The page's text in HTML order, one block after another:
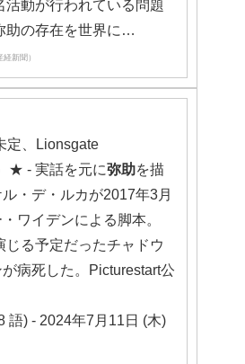
活動が行われている問題
助の存在を世界に…
経新聞）
定、Lionsgate
★ - 実話を元に弥助を描
・デ・ルカが2017年3月
ワイデンによる脚本。
じる予定だったチャドウ
病死した。Picturestart公
語) - 2024年7月11日 (木)